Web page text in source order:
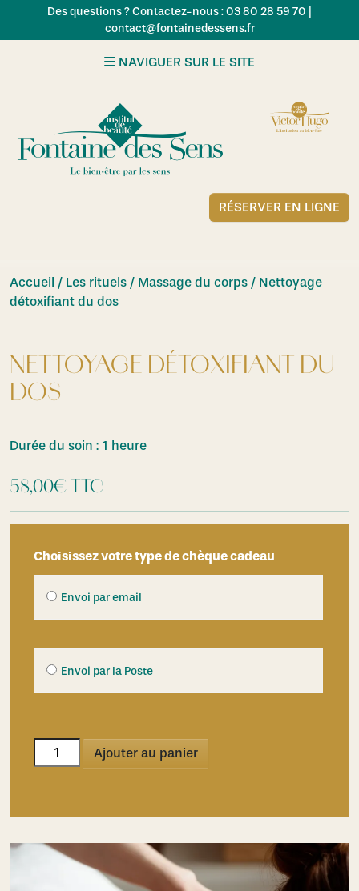
Skip to main content
Des questions ? Contactez-nous : 03 80 28 59 70 |
contact@fontainedessens.fr
NAVIGUER SUR LE SITE
RÉSERVER EN LIGNE
Accueil / Les rituels / Massage du corps / Nettoyage
détoxifiant du dos
NETTOYAGE DÉTOXIFIANT DU
DOS
Durée du soin : 1 heure
58,00€TTC
Choisissez votre type de chèque cadeau
Envoi par email
Envoi par la Poste
quantité
de
dos
Ajouter au panier